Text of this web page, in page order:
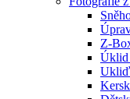
Z-
Úklid